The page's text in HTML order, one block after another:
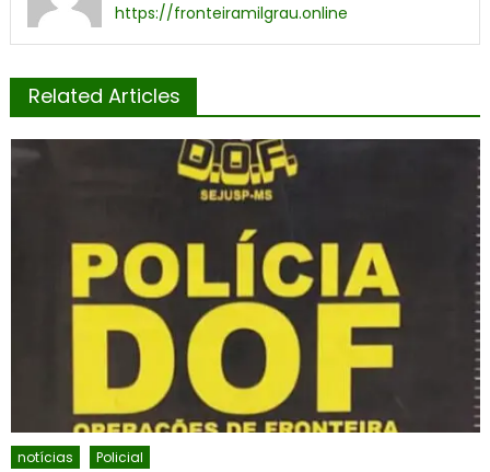
https://fronteiramilgrau.online
Related Articles
notícias Policial